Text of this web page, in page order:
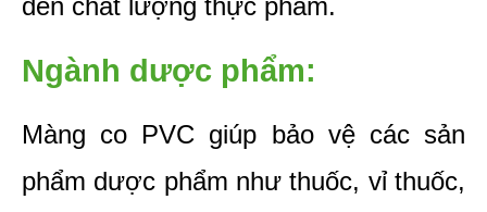
đến chất lượng thực phẩm.
Ngành dược phẩm:
Màng co PVC giúp bảo vệ các sản
phẩm dược phẩm như thuốc, vỉ thuốc,